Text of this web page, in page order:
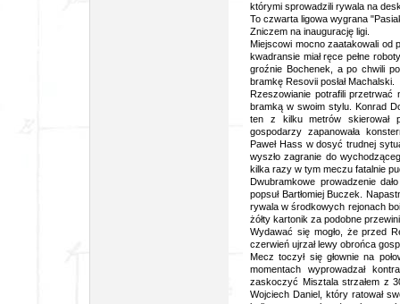
którymi sprowadzili rywala na
To czwarta ligowa wygrana
Zniczem na inaugurację ligi.
Miejscowi mocno zaatakowali od
kwadransie miał ręce pełne
groźnie Bochenek, a po chwili
bramkę Resovii posłał Machalski.
Rzeszowianie potrafili
bramką w swoim stylu. Konrad
ten z kilku metrów skierował
gospodarzy zapanowała
Paweł Hass w dosyć trudnej
wyszło zagranie do
kilka razy w tym meczu fatalnie
Dwubramkowe prowadzenie
popsuł Bartłomiej Buczek.
rywala w środkowych rejonach
żółty kartonik za podobne
Wydawać się mogło, że przed
czerwień ujrzał lewy obrońca
Mecz toczył się głownie na
momentach wyprowadzał
zaskoczyć Misztala strzałem z
Wojciech Daniel, który ratował